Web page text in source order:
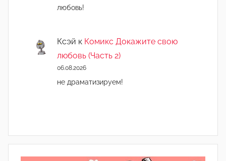
любовь!
Ксэй к Комикс Докажите свою
любовь (Часть 2)
06.08.2026
не драматизируем!